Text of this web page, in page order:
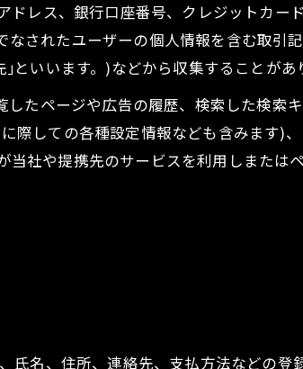
レス、銀行口座番号、クレジットカー
されたユーザーの個人情報を含む取引
いいます。)などから収集することがあ
たページや広告の履歴、検索した検索
際しての各種設定情報なども含みます)
社や提携先のサービスを利用しまたは
氏名、住所、連絡先、支払方法などの登